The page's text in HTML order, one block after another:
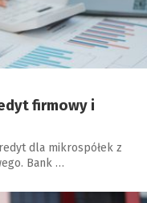
firmowy i
dla mikrospółek z
Bank …